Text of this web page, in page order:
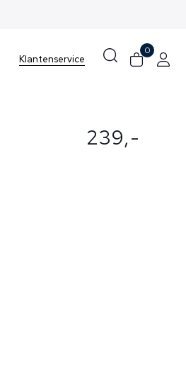
Klantenservice
0
239,-